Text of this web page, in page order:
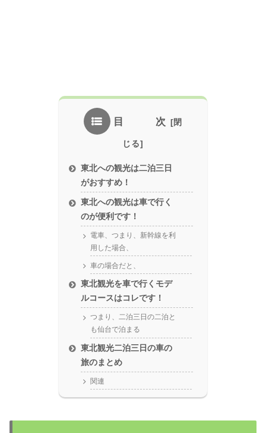
目 次
東北への観光は二泊三日
がおすすめ！
東北への観光は車で行く
のが便利です！
電車、つまり、新幹線を利
用した場合、
車の場合だと、
東北観光を車で行くモデ
ルコースはコレです！
つまり、二泊三日の二泊と
も仙台で泊まる
東北観光二泊三日の車の
旅のまとめ
関連